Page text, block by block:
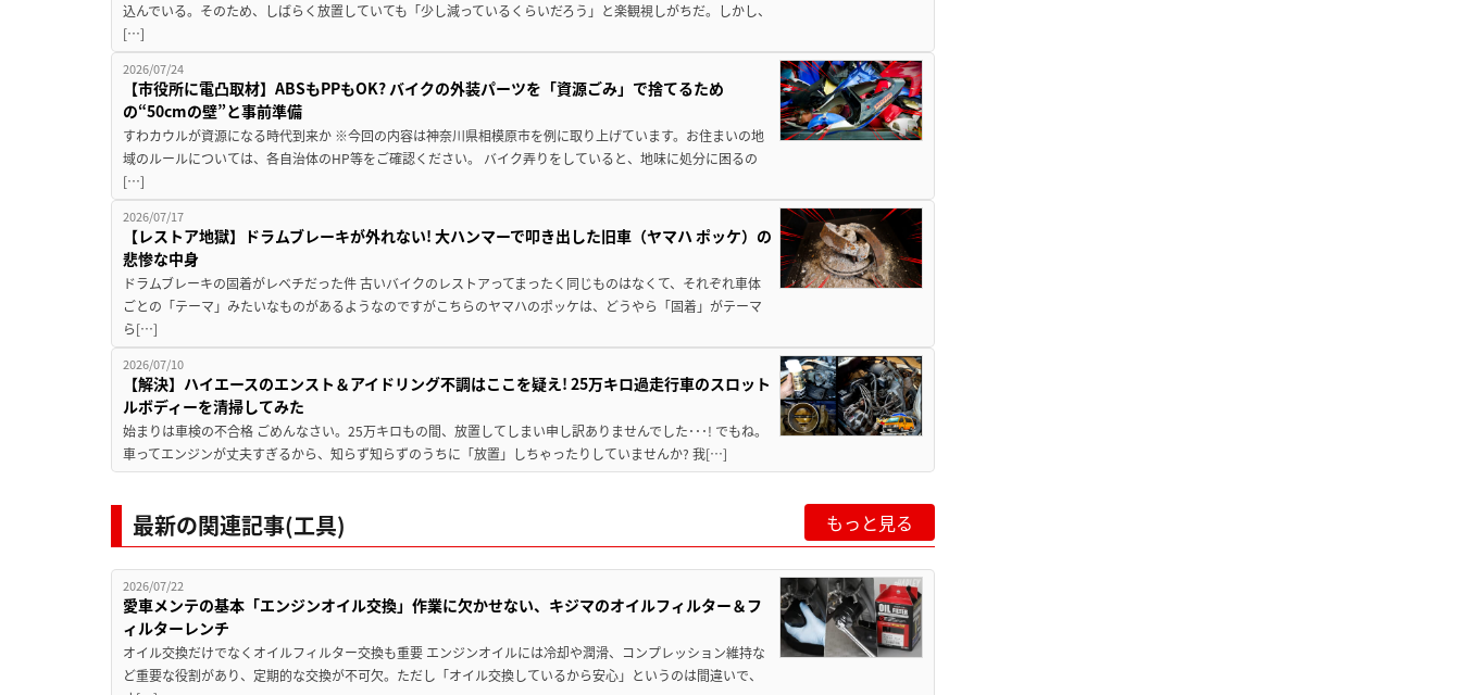
込んでいる。そのため、しばらく放置していても「少し減っているくらいだろう」と楽観視しがちだ。しかし、
[…]
2026/07/24
【市役所に電凸取材】ABSもPPもOK? バイクの外装パーツを「資源ごみ」で捨てるため
の“50cmの壁”と事前準備
すわカウルが資源になる時代到来か ※今回の内容は神奈川県相模原市を例に取り上げています。お住まいの地
域のルールについては、各自治体のHP等をご確認ください。 バイク弄りをしていると、地味に処分に困るの
[…]
2026/07/17
【レストア地獄】ドラムブレーキが外れない! 大ハンマーで叩き出した旧車（ヤマハ ポッケ）の
悲惨な中身
ドラムブレーキの固着がレベチだった件 古いバイクのレストアってまったく同じものはなくて、それぞれ車体
ごとの「テーマ」みたいなものがあるようなのですがこちらのヤマハのポッケは、どうやら「固着」がテーマ
ら[…]
2026/07/10
【解決】ハイエースのエンスト＆アイドリング不調はここを疑え! 25万キロ過走行車のスロット
ルボディーを清掃してみた
始まりは車検の不合格 ごめんなさい。25万キロもの間、放置してしまい申し訳ありませんでした･･･! でもね。
車ってエンジンが丈夫すぎるから、知らず知らずのうちに「放置」しちゃったりしていませんか? 我[…]
最新の関連記事(工具) もっと見る
2026/07/22
愛車メンテの基本「エンジンオイル交換」作業に欠かせない、キジマのオイルフィルター＆フ
ィルターレンチ
オイル交換だけでなくオイルフィルター交換も重要 エンジンオイルには冷却や潤滑、コンプレッション維持な
ど重要な役割があり、定期的な交換が不可欠。ただし「オイル交換しているから安心」というのは間違いで、